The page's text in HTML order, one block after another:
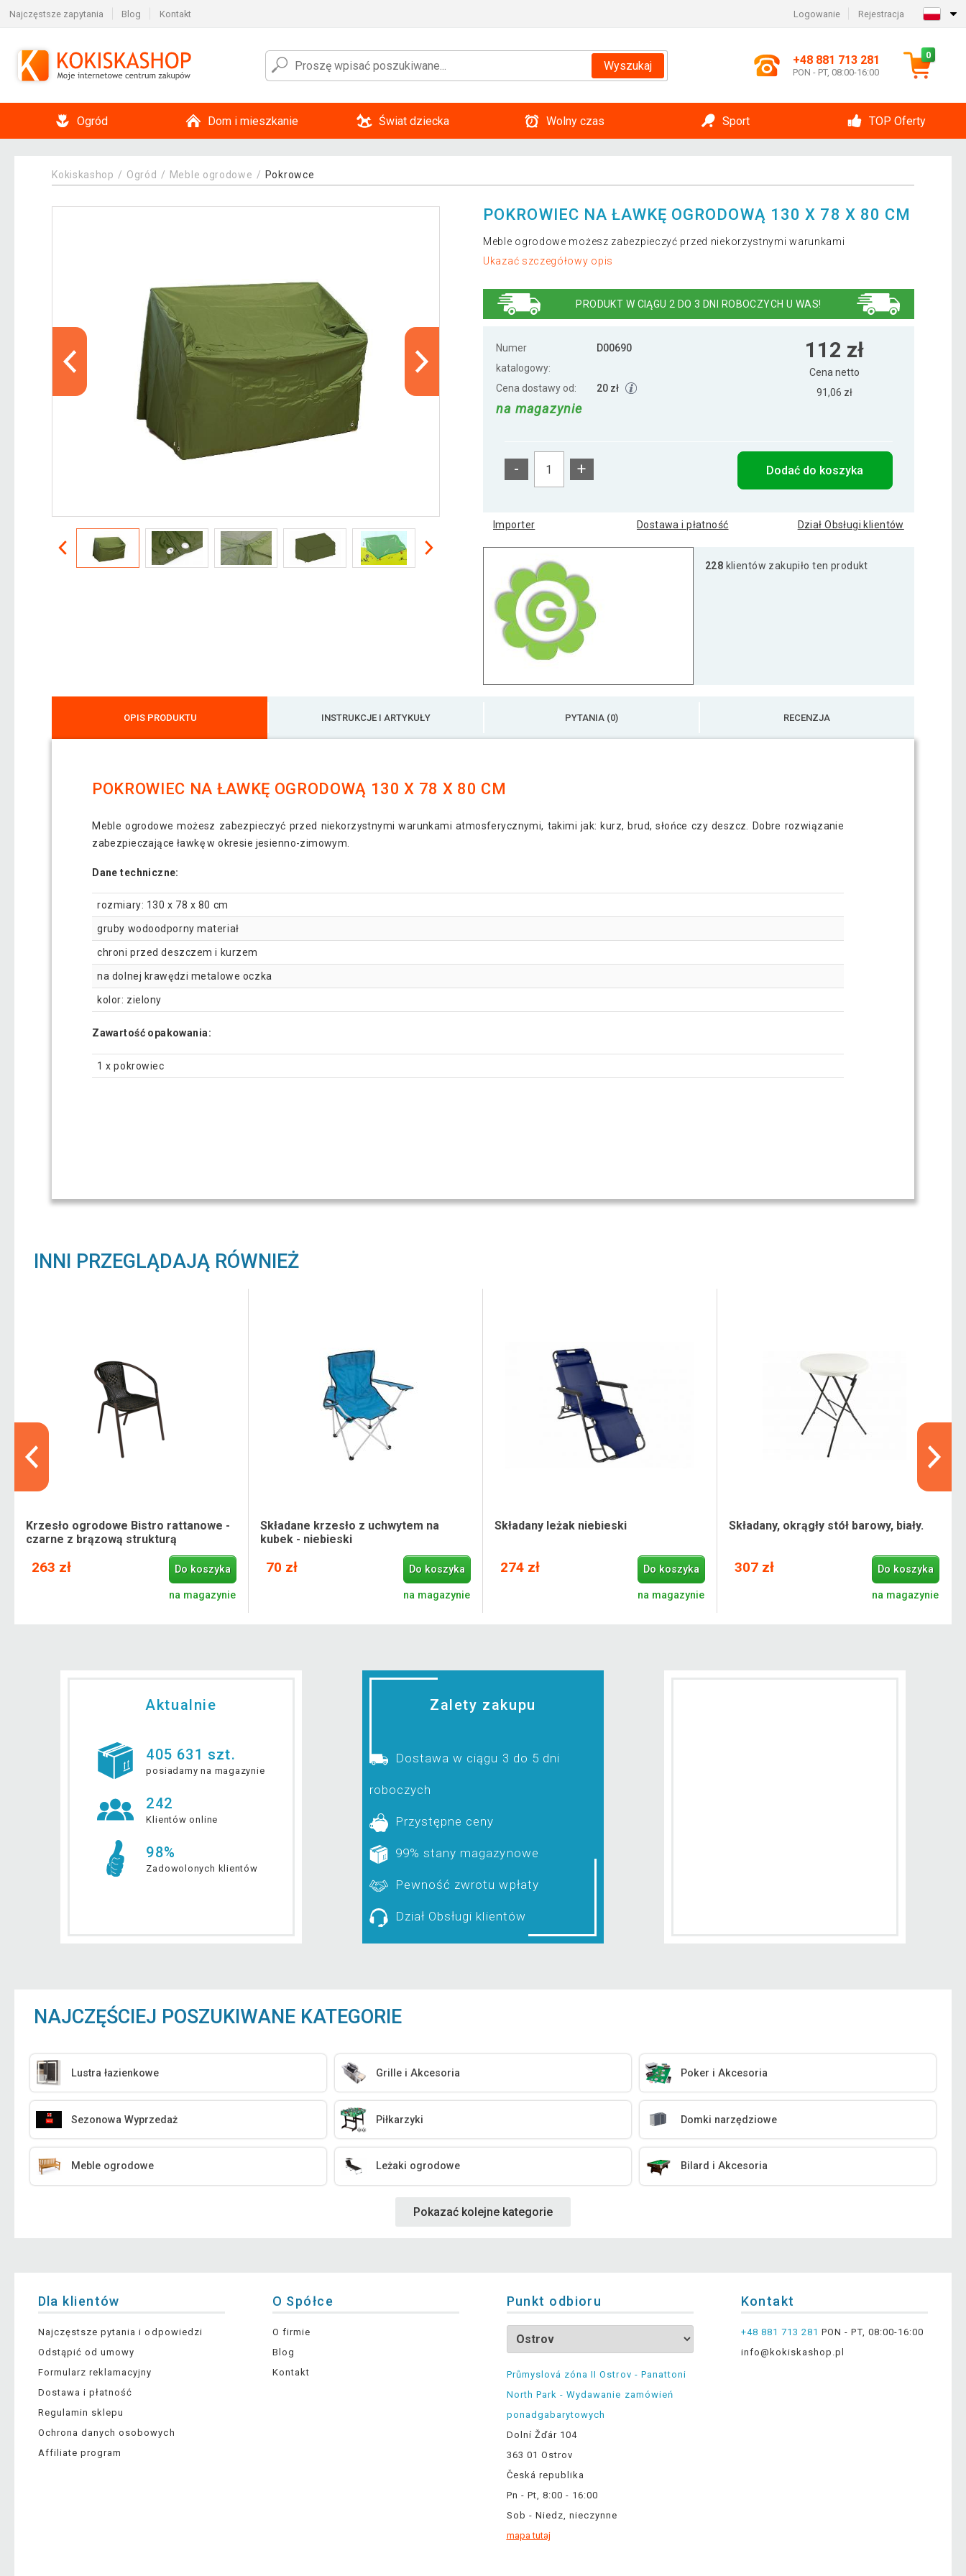
Najczęstsze zapytania Blog Kontakt Logowanie Rejestracja
Wyszukaj +48 881 713 281
PON - PT, 08:00-16:00
0
Ogród Dom i mieszkanie Świat dziecka Wolny czas Sport TOP Oferty
Kokiskashop Ogród Meble ogrodowe Pokrowce
POKROWIEC NA ŁAWKĘ OGRODOWĄ 130 X 78 X 80 CM
Meble ogrodowe możesz zabezpieczyć przed niekorzystnymi warunkami
Ukazać szczegółowy opis
PRODUKT W CIĄGU 2 DO 3 DNI ROBOCZYCH U WAS!
Numer
katalogowy:
D00690
Cena dostawy od: 20 zł
na magazynie
112 zł
Cena netto
91,06 zł
- + Dodać do koszyka
Importer Dostawa i płatność Dział Obsługi klientów
228 klientów zakupiło ten produkt
OPIS PRODUKTU INSTRUKCJE I ARTYKUŁY PYTANIA (0) RECENZJA
POKROWIEC NA ŁAWKĘ OGRODOWĄ 130 X 78 X 80 CM
Meble ogrodowe możesz zabezpieczyć przed niekorzystnymi warunkami atmosferycznymi, takimi jak: kurz, brud, słońce czy deszcz. Dobre rozwiązanie
zabezpieczające ławkę w okresie jesienno-zimowym.
Dane techniczne:
rozmiary: 130 x 78 x 80 cm
gruby wodoodporny materiał
chroni przed deszczem i kurzem
na dolnej krawędzi metalowe oczka
kolor: zielony
Zawartość opakowania:
1 x pokrowiec
INNI PRZEGLĄDAJĄ RÓWNIEŻ
Krzesło ogrodowe Bistro rattanowe -
czarne z brązową strukturą
263 zł Do koszyka
na magazynie
Składane krzesło z uchwytem na
kubek - niebieski
70 zł Do koszyka
na magazynie
Składany leżak niebieski
274 zł Do koszyka
na magazynie
Składany, okrągły stół barowy, biały.
307 zł Do koszyka
na magazynie
Aktualnie
405 631 szt.
posiadamy na magazynie
242
Klientów online
98%
Zadowolonych klientów
Zalety zakupu
Dostawa w ciągu 3 do 5 dni
roboczych
Przystępne ceny
99% stany magazynowe
Pewność zwrotu wpłaty
Dział Obsługi klientów
NAJCZĘŚCIEJ POSZUKIWANE KATEGORIE
Lustra łazienkowe Grille i Akcesoria Poker i Akcesoria
Sezonowa Wyprzedaż Piłkarzyki Domki narzędziowe
Meble ogrodowe Leżaki ogrodowe Bilard i Akcesoria
Pokazać kolejne kategorie
Dla klientów
Najczęstsze pytania i odpowiedzi
Odstąpić od umowy
Formularz reklamacyjny
Dostawa i płatność
Regulamin sklepu
Ochrona danych osobowych
Affiliate program
O Spółce
O firmie
Blog
Kontakt
Punkt odbioru
Průmyslová zóna II Ostrov - Panattoni
North Park - Wydawanie zamówień
ponadgabarytowych
Dolní Žďár 104
363 01 Ostrov
Česká republika
Pn - Pt, 8:00 - 16:00
Sob - Niedz, nieczynne
mapa tutaj
Kontakt
+48 881 713 281 PON - PT, 08:00-16:00
info@kokiskashop.pl